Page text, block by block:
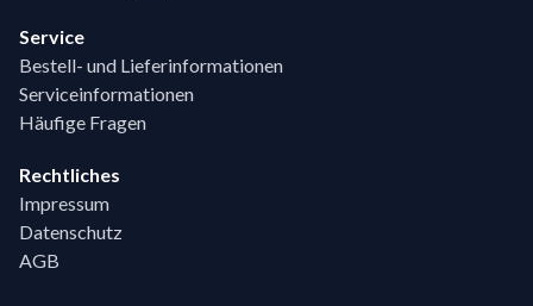
Service
Bestell- und Lieferinformationen
Serviceinformationen
Häufige Fragen
Rechtliches
Impressum
Datenschutz
AGB